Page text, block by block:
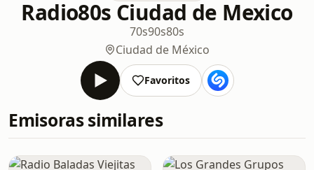
Radio80s Ciudad de Mexico
70s90s80s
Ciudad de México
Favoritos
Emisoras similares